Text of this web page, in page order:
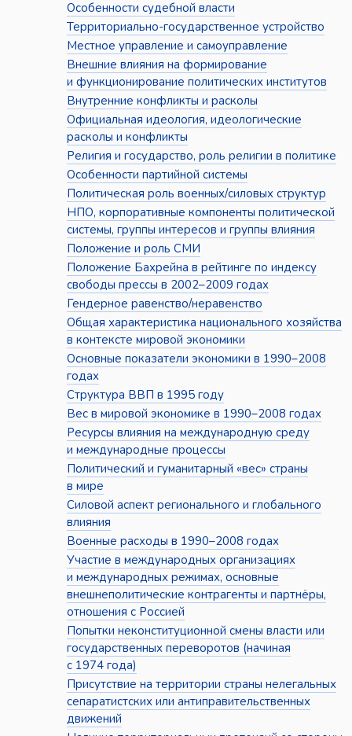
Особенности судебной власти
Территориально-государственное устройство
Местное управление и самоуправление
Внешние влияния на формирование
и функционирование политических институтов
Внутренние конфликты и расколы
Официальная идеология, идеологические
расколы и конфликты
Религия и государство, роль религии в политике
Особенности партийной системы
Политическая роль военных/силовых структур
НПО, корпоративные компоненты политической
системы, группы интересов и группы влияния
Положение и роль СМИ
Положение Бахрейна в рейтинге по индексу
свободы прессы в 2002–2009 годах
Гендерное равенство/неравенство
Общая характеристика национального хозяйства
в контексте мировой экономики
Основные показатели экономики в 1990–2008
годах
Структура ВВП в 1995 году
Вес в мировой экономике в 1990–2008 годах
Ресурсы влияния на международную среду
и международные процессы
Политический и гуманитарный «вес» страны
в мире
Силовой аспект регионального и глобального
влияния
Военные расходы в 1990–2008 годах
Участие в международных организациях
и международных режимах, основные
внешнеполитические контрагенты и партнёры,
отношения с Россией
Попытки неконституционной смены власти или
государственных переворотов (начиная
с 1974 года)
Присутствие на территории страны нелегальных
сепаратистских или антиправительственных
движений